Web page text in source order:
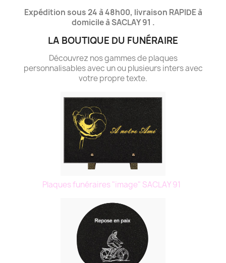
Expédition sous 24 à 48h00, livraison RAPIDE à
domicile à SACLAY 91 .
LA BOUTIQUE DU FUNÉRAIRE
Découvrez nos gammes de plaques
personnalisables avec un ou plusieurs inters avec
votre propre texte.
Plaques funéraires "image" SACLAY 91